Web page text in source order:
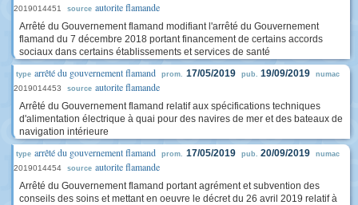
2019014451 source autorite flamande
Arrêté du Gouvernement flamand modifiant l'arrêté du Gouvernement
flamand du 7 décembre 2018 portant financement de certains accords
sociaux dans certains établissements et services de santé
type arrêté du gouvernement flamand prom. 17/05/2019 pub. 19/09/2019 numac
2019014453 source autorite flamande
Arrêté du Gouvernement flamand relatif aux spécifications techniques
d'alimentation électrique à quai pour des navires de mer et des bateaux de
navigation intérieure
type arrêté du gouvernement flamand prom. 17/05/2019 pub. 20/09/2019 numac
2019014454 source autorite flamande
Arrêté du Gouvernement flamand portant agrément et subvention des
conseils des soins et mettant en oeuvre le décret du 26 avril 2019 relatif à